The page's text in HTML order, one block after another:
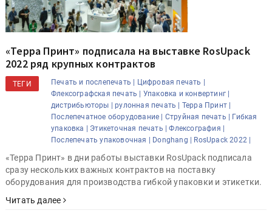
«Терра Принт» подписала на выставке RosUpack
2022 ряд крупных контрактов
ТЕГИ Печать и послепечать |
Цифровая печать |
Флексографская печать |
Упаковка и конвертинг |
дистрибьюторы |
рулонная печать |
Терра Принт |
Послепечатное оборудование |
Струйная печать |
Гибкая
упаковка |
Этикеточная печать |
Флексография |
Послепечать упаковочная |
Donghang | RosUpack 2022 |
«Терра Принт» в дни работы выставки RosUpack подписала
сразу нескольких важных контрактов на поставку
оборудования для производства гибкой упаковки и этикетки.
Читать далее